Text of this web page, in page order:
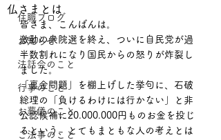
住職ブログ
お知らせ
法話会のこと
行事のこと
お葬儀のこと
ご法事のこと
仏さまとは
皆さま、こんばんは。
激動の衆院選を終え、ついに自民党が過
半数割れになり国民からの怒りが炸裂し
ました。
「裏金問題」を棚上げした挙句に、石破
総理の「負けるわけには行かない」と非
公認候補に20.000.000円ものお金を投じ
るという、とてもまともな人の考えとは